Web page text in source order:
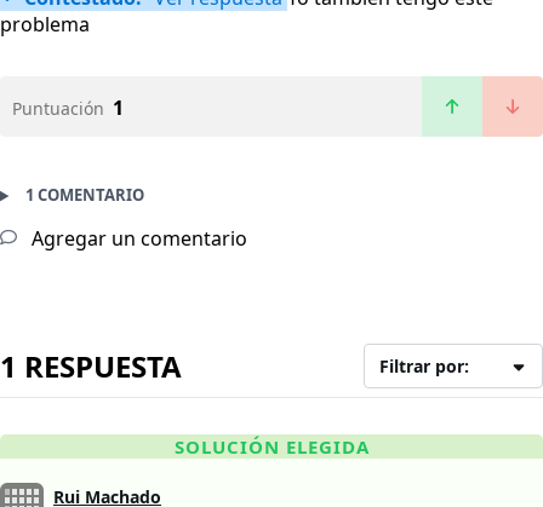
problema
Puntuación 1
1 COMENTARIO
Agregar un comentario
1 RESPUESTA Filtrar por:
SOLUCIÓN ELEGIDA
Rui Machado